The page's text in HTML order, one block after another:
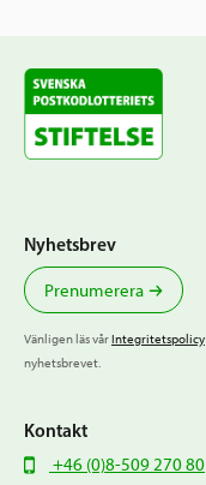
Nyhetsbrev
Prenumerera
Vänligen läs vårIntegritetspolicy
nyhetsbrevet.
Kontakt
+46 (0)8-509 270 80